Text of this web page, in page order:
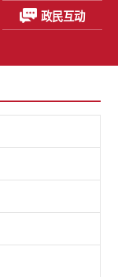
政民互动